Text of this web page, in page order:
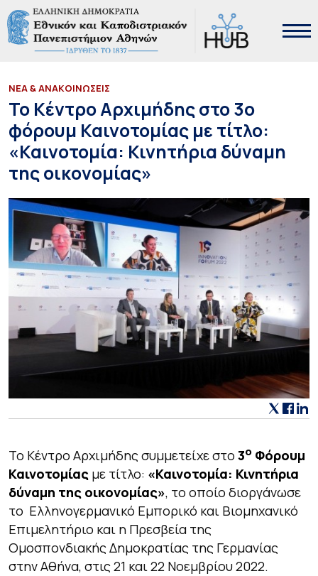
ΝΕΑ & ΑΝΑΚΟΙΝΩΣΕΙΣ
Το Κέντρο Αρχιμήδης στο 3ο
φόρουμ Καινοτομίας με τίτλο:
«Καινοτομία: Κινητήρια δύναμη
της οικονομίας»
Το Κέντρο Αρχιμήδης συμμετείχε στο 3ο Φόρουμ
Καινοτομίας με τίτλο: «Καινοτομία: Κινητήρια
δύναμη της οικονομίας», το οποίο διοργάνωσε
το Ελληνογερμανικό Εμπορικό και Βιομηχανικό
Επιμελητήριο και η Πρεσβεία της
Ομοσπονδιακής Δημοκρατίας της Γερμανίας
στην Αθήνα, στις 21 και 22 Νοεμβρίου 2022.